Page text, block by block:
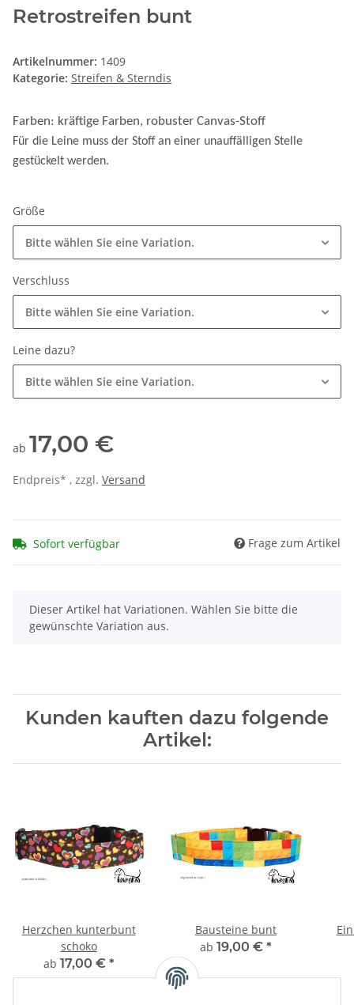
Retrostreifen bunt
Artikelnummer: 1409
Kategorie: Streifen & Sterndis
Farben: kräftige Farben, robuster Canvas-Stoff
Für die Leine muss der Stoff an einer unauffälligen Stelle
gestückelt werden.
Größe
Bitte wählen Sie eine Variation.
Verschluss
Bitte wählen Sie eine Variation.
Leine dazu?
Bitte wählen Sie eine Variation.
ab 17,00 €
Endpreis* , zzgl. Versand
Sofort verfügbar Frage zum Artikel
x
Dieser Artikel hat Variationen. Wählen Sie bitte die
gewünschte Variation aus.
Kunden kauften dazu folgende
Artikel:
Herzchen kunterbunt
schoko
ab 17,00 € *
Bausteine bunt
ab 19,00 € *